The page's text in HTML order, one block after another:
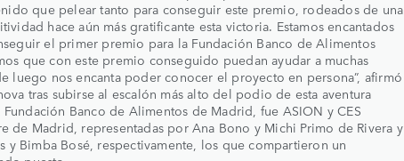
que pelear tanto para conseguir este premio, rodeados de una
hace aún más gratificante esta victoria. Estamos encantados
el primer premio para la Fundación Banco de Alimentos
que con este premio conseguido puedan ayudar a muchas
luego nos encanta poder conocer el proyecto en persona”, afirmó
tras subirse al escalón más alto del podio de esta aventura
Fundación Banco de Alimentos de Madrid, fue ASION y CES
de Madrid, representadas por Ana Bono y Michi Primo de Rivera y
y Bimba Bosé, respectivamente, los que compartieron un